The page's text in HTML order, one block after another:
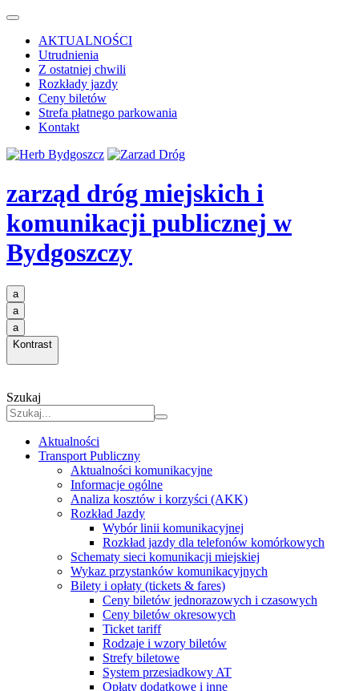
AKTUALNOŚCI
Utrudnienia
Z ostatniej chwili
Rozkłady jazdy
Ceny biletów
Strefa płatnego parkowania
Kontakt
zarząd dróg miejskich i
komunikacji publicznej w
Bydgoszczy
a
a
a
Kontrast
Szukaj
Aktualności
Transport Publiczny
Aktualności komunikacyjne
Informacje ogólne
Analiza kosztów i korzyści (AKK)
Rozkład Jazdy
Wybór linii komunikacyjnej
Rozkład jazdy dla telefonów komórkowych
Schematy sieci komunikacji miejskiej
Wykaz przystanków komunikacyjnych
Bilety i opłaty (tickets & fares)
Ceny biletów jednorazowych i czasowych
Ceny biletów okresowych
Ticket tariff
Rodzaje i wzory biletów
Strefy biletowe
System przesiadkowy AT
Opłaty dodatkowe i inne